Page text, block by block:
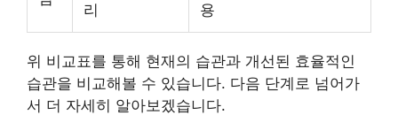
리 용
위 비교표를 통해 현재의 습관과 개선된 효율적인
습관을 비교해볼 수 있습니다. 다음 단계로 넘어가
서 더 자세히 알아보겠습니다.